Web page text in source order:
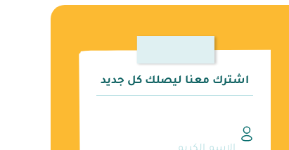
اشترك معنا ليصلك كل جديد